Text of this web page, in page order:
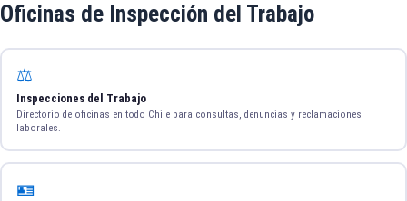
Oficinas de Inspección del Trabajo
⚖️
Inspecciones del Trabajo
Directorio de oficinas en todo Chile para consultas, denuncias y reclamaciones
laborales.
🪪